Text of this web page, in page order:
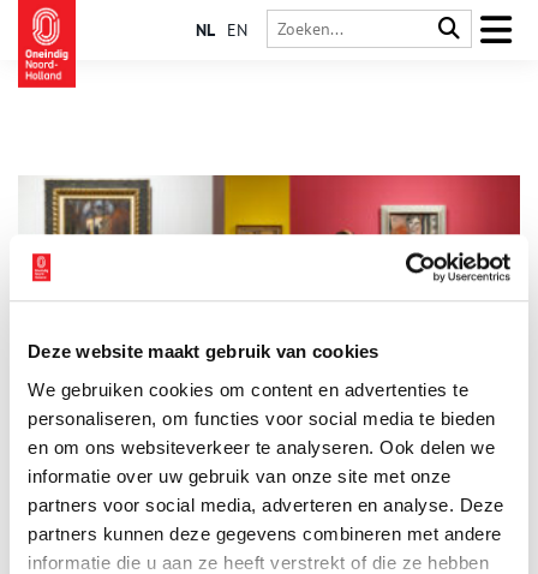
Deze website maakt gebruik van cookies
We gebruiken cookies om content en advertenties te
personaliseren, om functies voor social media te bieden
en om ons websiteverkeer te analyseren. Ook delen we
informatie over uw gebruik van onze site met onze
partners voor social media, adverteren en analyse. Deze
partners kunnen deze gegevens combineren met andere
informatie die u aan ze heeft verstrekt of die ze hebben
NL EN
PAN Amsterdam 2026 vindt plaats van zondag 1 tot en met
zondag 8 november in RAI Amsterdam. Met circa 125
kunsthandelaren, antiquairs en galeriehouders brengt PAN
Amsterdam opnieuw een uitzonderlijke mix van kunst, antiek
en design bijeen. Van oude meesters tot hedendaagse kunst,
van fotografie en design tot juwelen, Aziatische kunst en
bijzondere verzamelobjecten: de beurs laat zien hoe breed
verzamelen vandaag de dag is.
3 min